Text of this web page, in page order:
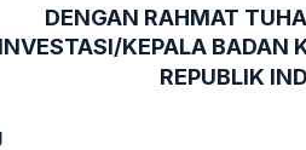
DENGAN RAHMAT
KEPALA BADAN
REPUBLIK